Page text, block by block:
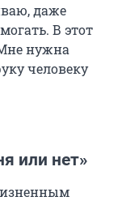
даже
В этот
нужна
человеку
или нет»